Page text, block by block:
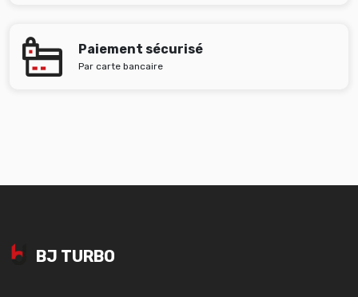
Paiement sécurisé
Par carte bancaire
BJ TURBO